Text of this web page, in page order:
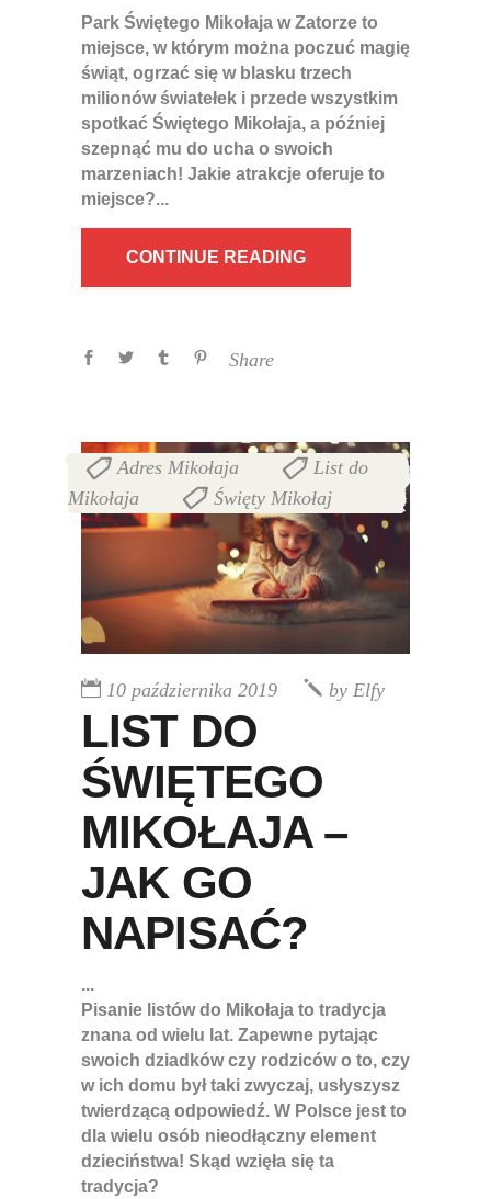
Park Świętego Mikołaja w Zatorze to
miejsce, w którym można poczuć magię
świąt, ogrzać się w blasku trzech
milionów światełek i przede wszystkim
spotkać Świętego Mikołaja, a później
szepnąć mu do ucha o swoich
marzeniach! Jakie atrakcje oferuje to
miejsce?
CONTINUE READING
Share
Adres Mikołaja
List do
Mikołaja
Święty Mikołaj
10 października 2019 by Elfy
LIST DO
ŚWIĘTEGO
MIKOŁAJA –
JAK GO
NAPISAĆ?
Pisanie listów do Mikołaja to tradycja
znana od wielu lat. Zapewne pytając
swoich dziadków czy rodziców o to, czy
w ich domu był taki zwyczaj, usłyszysz
twierdzącą odpowiedź. W Polsce jest to
dla wielu osób nieodłączny element
dzieciństwa! Skąd wzięła się ta
tradycja?